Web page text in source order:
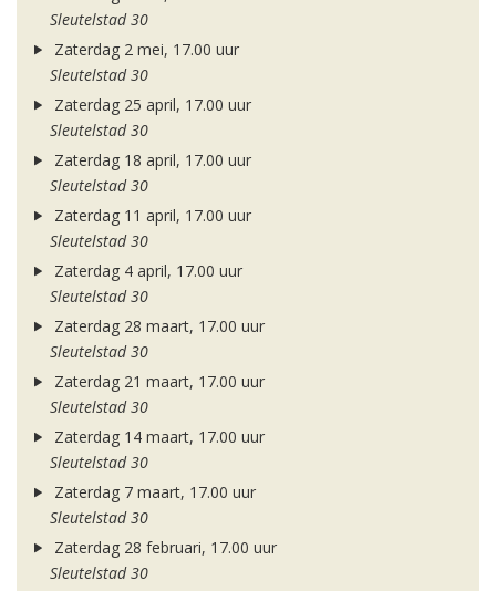
Sleutelstad 30
Zaterdag 2 mei, 17.00 uur
Sleutelstad 30
Zaterdag 25 april, 17.00 uur
Sleutelstad 30
Zaterdag 18 april, 17.00 uur
Sleutelstad 30
Zaterdag 11 april, 17.00 uur
Sleutelstad 30
Zaterdag 4 april, 17.00 uur
Sleutelstad 30
Zaterdag 28 maart, 17.00 uur
Sleutelstad 30
Zaterdag 21 maart, 17.00 uur
Sleutelstad 30
Zaterdag 14 maart, 17.00 uur
Sleutelstad 30
Zaterdag 7 maart, 17.00 uur
Sleutelstad 30
Zaterdag 28 februari, 17.00 uur
Sleutelstad 30